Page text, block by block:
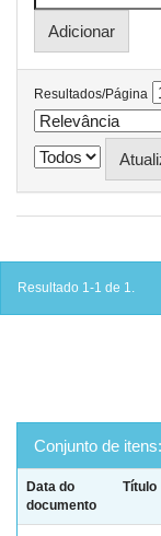
Resultados/Página
Resultado 1-1 de 1.
Conjunto de itens:
Data do
documento
Título